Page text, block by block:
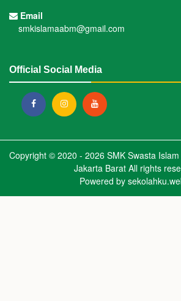
Email
smkislamaabm@gmail.com
Official Social Media
Copyright © 2020 - 2026 SMK Swasta
Jakarta BaratAll rights
Powered by